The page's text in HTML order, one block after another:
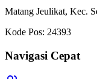
Matang Jeulikat, Kec.
Kode Pos: 24393
Navigasi Cepat